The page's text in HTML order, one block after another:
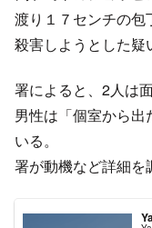
渡り１７センチの包
殺害しようとした疑
署によると、2人は
男性は「個室から出
いる。
署が動機など詳細を